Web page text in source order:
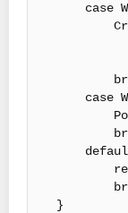
case
hWnd,
case
return
}